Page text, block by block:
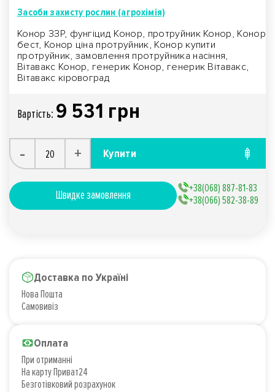
Засоби захисту рослин (агрохімія)
Конор ЗЗР, фунгіцид Конор, протруйник Конор, Конор
бест, Конор ціна протруйник, Конор купити
протруйник, замовлення протруйника насіння,
Вітавакс Конор, генерик Конор, генерик Вітавакс,
Вітавакс кіровоград
Вартiсть: 9 531 грн
- + Купити
Швидке замовлення
+38(068) 887-81-83
+38(066) 582-38-89
Доставка по Україні
Нова Пошта
Самовивіз
Оплата
При отриманні
На карту Приват24
Безготівковий розрахунок